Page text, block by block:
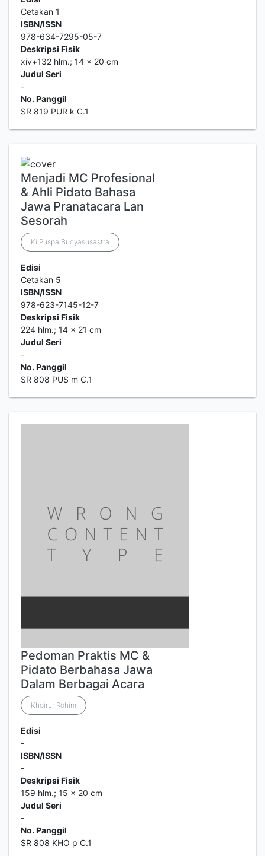
Cetakan 1
ISBN/ISSN
978-634-7295-05-7
Deskripsi Fisik
xiv+132 hlm.; 14 x 20 cm
Judul Seri
-
No. Panggil
SR 819 PUR k C.1
Menjadi MC Profesional
& Ahli Pidato Bahasa
Jawa Pranatacara Lan
Sesorah
Ki Puspa Budyasusastra
Edisi
Cetakan 5
ISBN/ISSN
978-623-7145-12-7
Deskripsi Fisik
224 hlm.; 14 x 21 cm
Judul Seri
-
No. Panggil
SR 808 PUS m C.1
Pedoman Praktis MC &
Pidato Berbahasa Jawa
Dalam Berbagai Acara
Khoirur Rohim
Edisi
-
ISBN/ISSN
-
Deskripsi Fisik
159 hlm.; 15 x 20 cm
Judul Seri
-
No. Panggil
SR 808 KHO p C.1